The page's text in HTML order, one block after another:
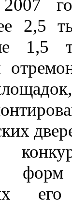
2,5
1,5